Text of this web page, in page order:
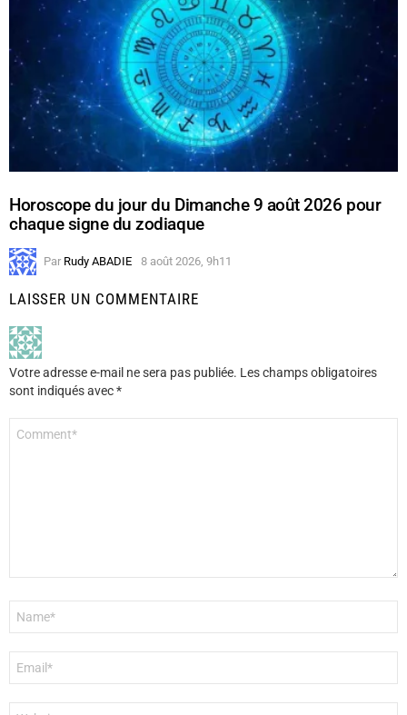
Horoscope du jour du Dimanche 9 août 2026 pour
chaque signe du zodiaque
Par Rudy ABADIE 8 août 2026, 9h11
LAISSER UN COMMENTAIRE
Votre adresse e-mail ne sera pas publiée. Les champs obligatoires
sont indiqués avec*
mail
*